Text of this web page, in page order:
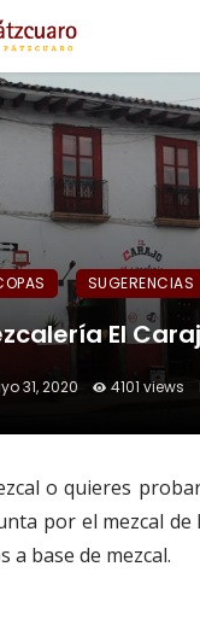
SUGERENCIAS
El
31, 2020 4101 views
o quieres
por el mezcal de
base de mezcal.